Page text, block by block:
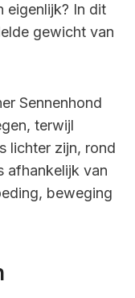
eigenlijk? In dit
gewicht van
Sennenhond
terwijl
lichter zijn, rond
afhankelijk van
beweging